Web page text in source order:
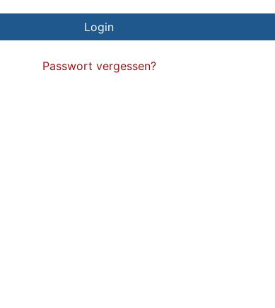
Passwort vergessen?